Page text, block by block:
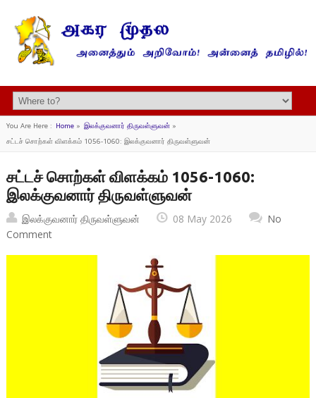
You Are Here : Home» இலக்குவனார் திருவள்ளுவன்»
சட்டச் சொற்கள் விளக்கம் 1056-1060: இலக்குவனார் திருவள்ளுவன்
சட்டச் சொற்கள் விளக்கம் 1056-1060:
இலக்குவனார் திருவள்ளுவன்
இலக்குவனார் திருவள்ளுவன் 08 May 2026
No
Comment